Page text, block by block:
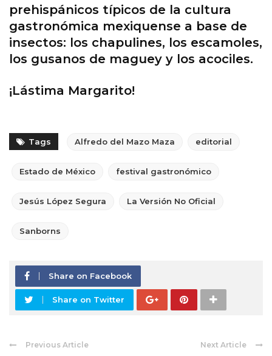
prehispánicos típicos de la cultura
gastronómica mexiquense a base de
insectos: los chapulines, los escamoles,
los gusanos de maguey y los acociles.
¡Lástima Margarito!
Tags Alfredo del Mazo Maza editorial
Estado de México festival gastronómico
Jesús López Segura La Versión No Oficial
Sanborns
Share on Facebook
Share on Twitter
Previous Article Next Article